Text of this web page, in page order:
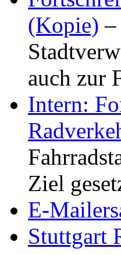
(Kopie) –
auch zur
Intern:
Ziel
E-
Stuttgart